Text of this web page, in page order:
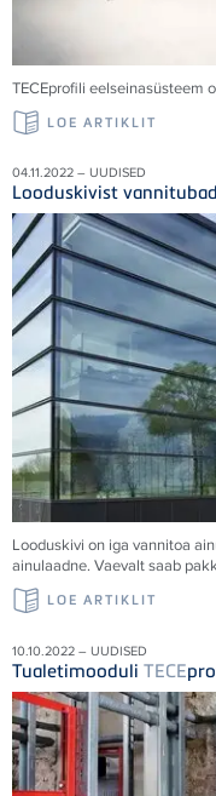
TECEprofili eelseinasüsteem
LOE ARTIKLIT
04.11.2022 – UUDISED
Looduskivist
Looduskivi on iga vannitoa
ainulaadne. Vaevalt saab
LOE ARTIKLIT
10.10.2022 – UUDISED
Tualetimooduli TECE